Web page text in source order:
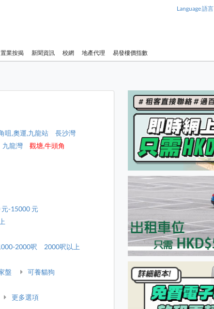
Language 語言
置業按揭 新聞資訊 校網 地產代理 易發樓價指數
咀,奧運,九龍站
長沙灣
九龍灣
觀塘,牛頭角
元-15000 元
2000呎
2000呎以上
盤
可養貓狗
更多選項